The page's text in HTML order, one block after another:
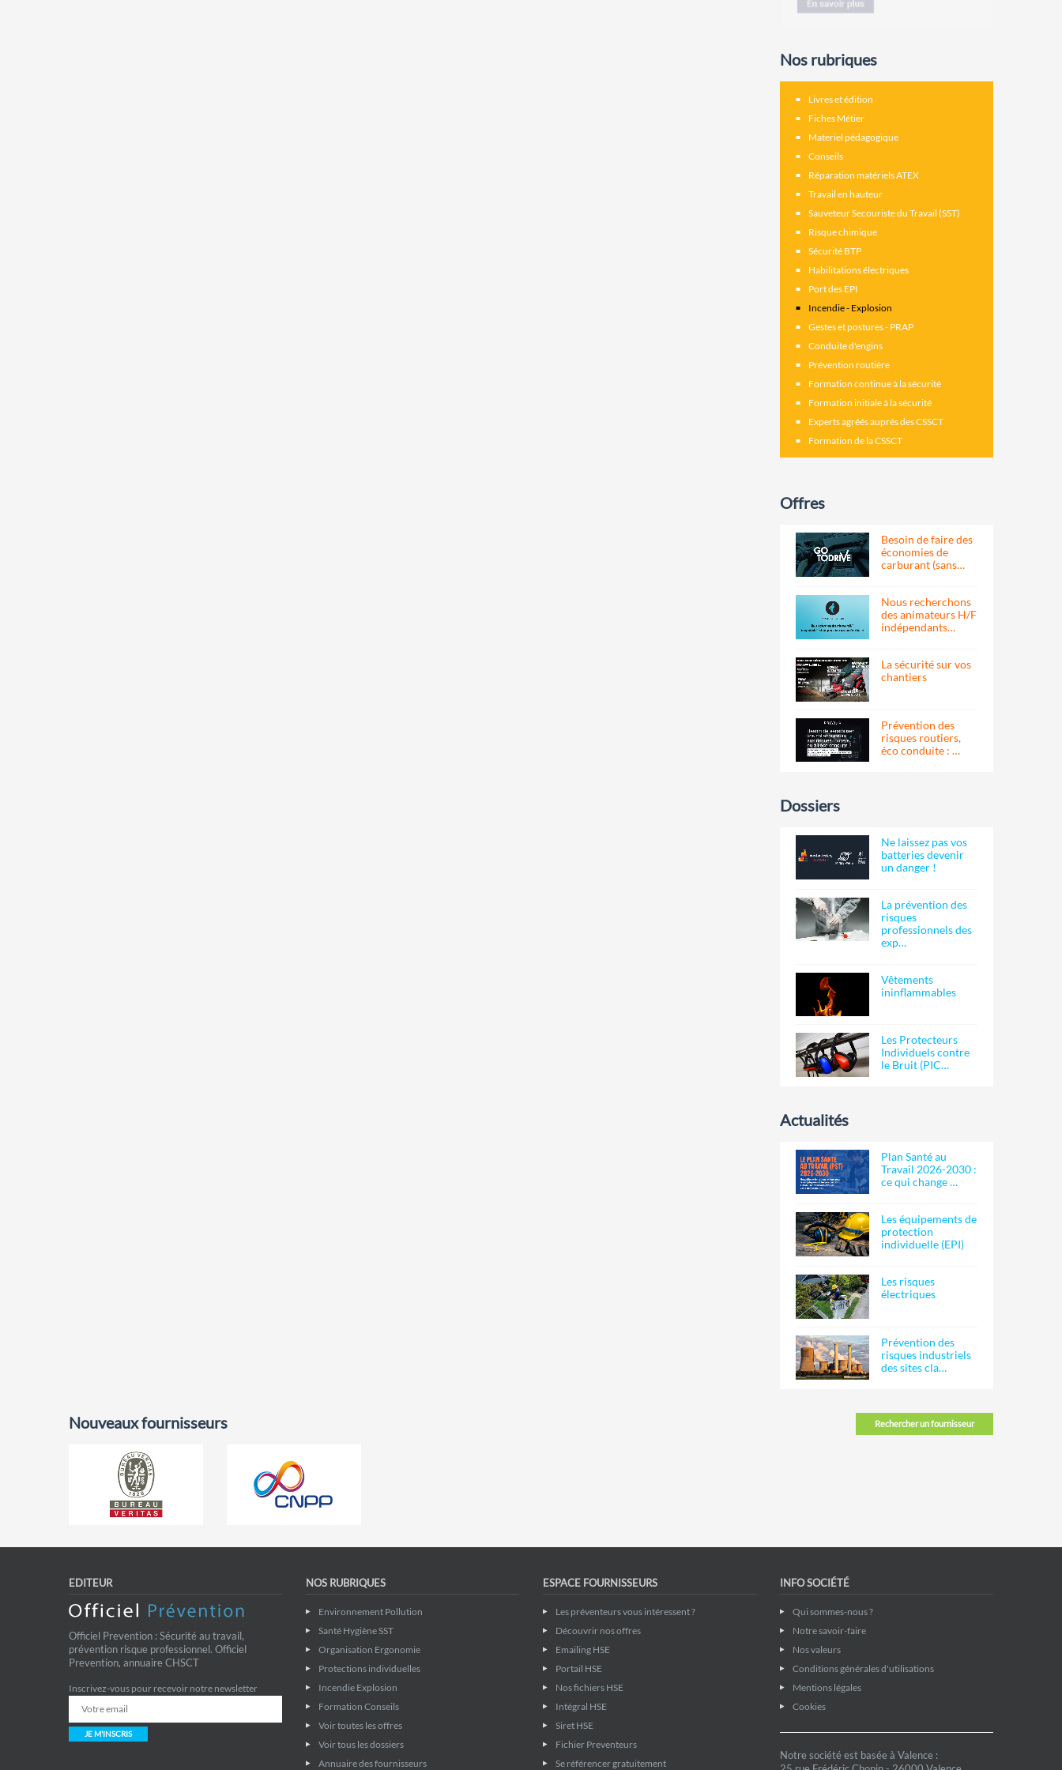
Nos rubriques
Livres et édition
Fiches Métier
Materiel pédagogique
Conseils
Réparation matériels ATEX
Travail en hauteur
Sauveteur Secouriste du Travail (SST)
Risque chimique
Sécurité BTP
Habilitations électriques
Port des EPI
Incendie - Explosion
Gestes et postures - PRAP
Conduite d'engins
Prévention routière
Formation continue à la sécurité
Formation initiale à la sécurité
Experts agréés auprés des CSSCT
Formation de la CSSCT
Offres
Besoin de faire des
économies de
carburant (sans…
Nous recherchons
des animateurs H/F
indépendants…
La sécurité sur vos
chantiers
Prévention des
risques routiers,
éco conduite : …
Dossiers
Ne laissez pas vos
batteries devenir
un danger !
La prévention des
risques
professionnels des
exp…
Vêtements
ininflammables
Les Protecteurs
Individuels contre
le Bruit (PIC…
Actualités
Plan Santé au
Travail 2026-2030 :
ce qui change …
Les équipements de
protection
individuelle (EPI)
Les risques
électriques
Prévention des
risques industriels
des sites cla…
Rechercher un fournisseur
Nouveaux fournisseurs
EDITEUR
Officiel Prevention : Sécurité au travail,
prévention risque professionnel. Officiel
Prevention, annuaire CHSCT
Inscrivez-vous pour recevoir notre newsletter
JE M'INSCRIS
NOS RUBRIQUES
Environnement Pollution
Santé Hygiène SST
Organisation Ergonomie
Protections individuelles
Incendie Explosion
Formation Conseils
Voir toutes les offres
Voir tous les dossiers
Annuaire des fournisseurs
ESPACE FOURNISSEURS
Les préventeurs vous intéressent ?
Découvrir nos offres
Emailing HSE
Portail HSE
Nos fichiers HSE
Intégral HSE
Siret HSE
Fichier Preventeurs
Se référencer gratuitement
INFO SOCIÉTÉ
Qui sommes-nous ?
Notre savoir-faire
Nos valeurs
Conditions générales d'utilisations
Mentions légales
Cookies
Notre société est basée à Valence :